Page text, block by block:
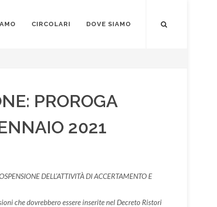
CIRCOLARI DOVE SIAMO
PROROGA
2021
DELL’ATTIVITÀ DI ACCERTAMENTO E
che dovrebbero essere inserite nel Decreto Ristori